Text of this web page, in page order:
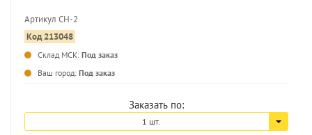
Артикул СН-2
Код 213048
Склад МСК: Под заказ
Ваш город: Под заказ
Заказать по:
1 шт.